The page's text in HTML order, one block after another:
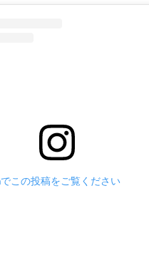
この投稿をご覧ください